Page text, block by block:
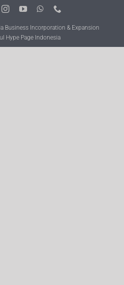
Business Incorporation & Expansion
Hype Page Indonesia